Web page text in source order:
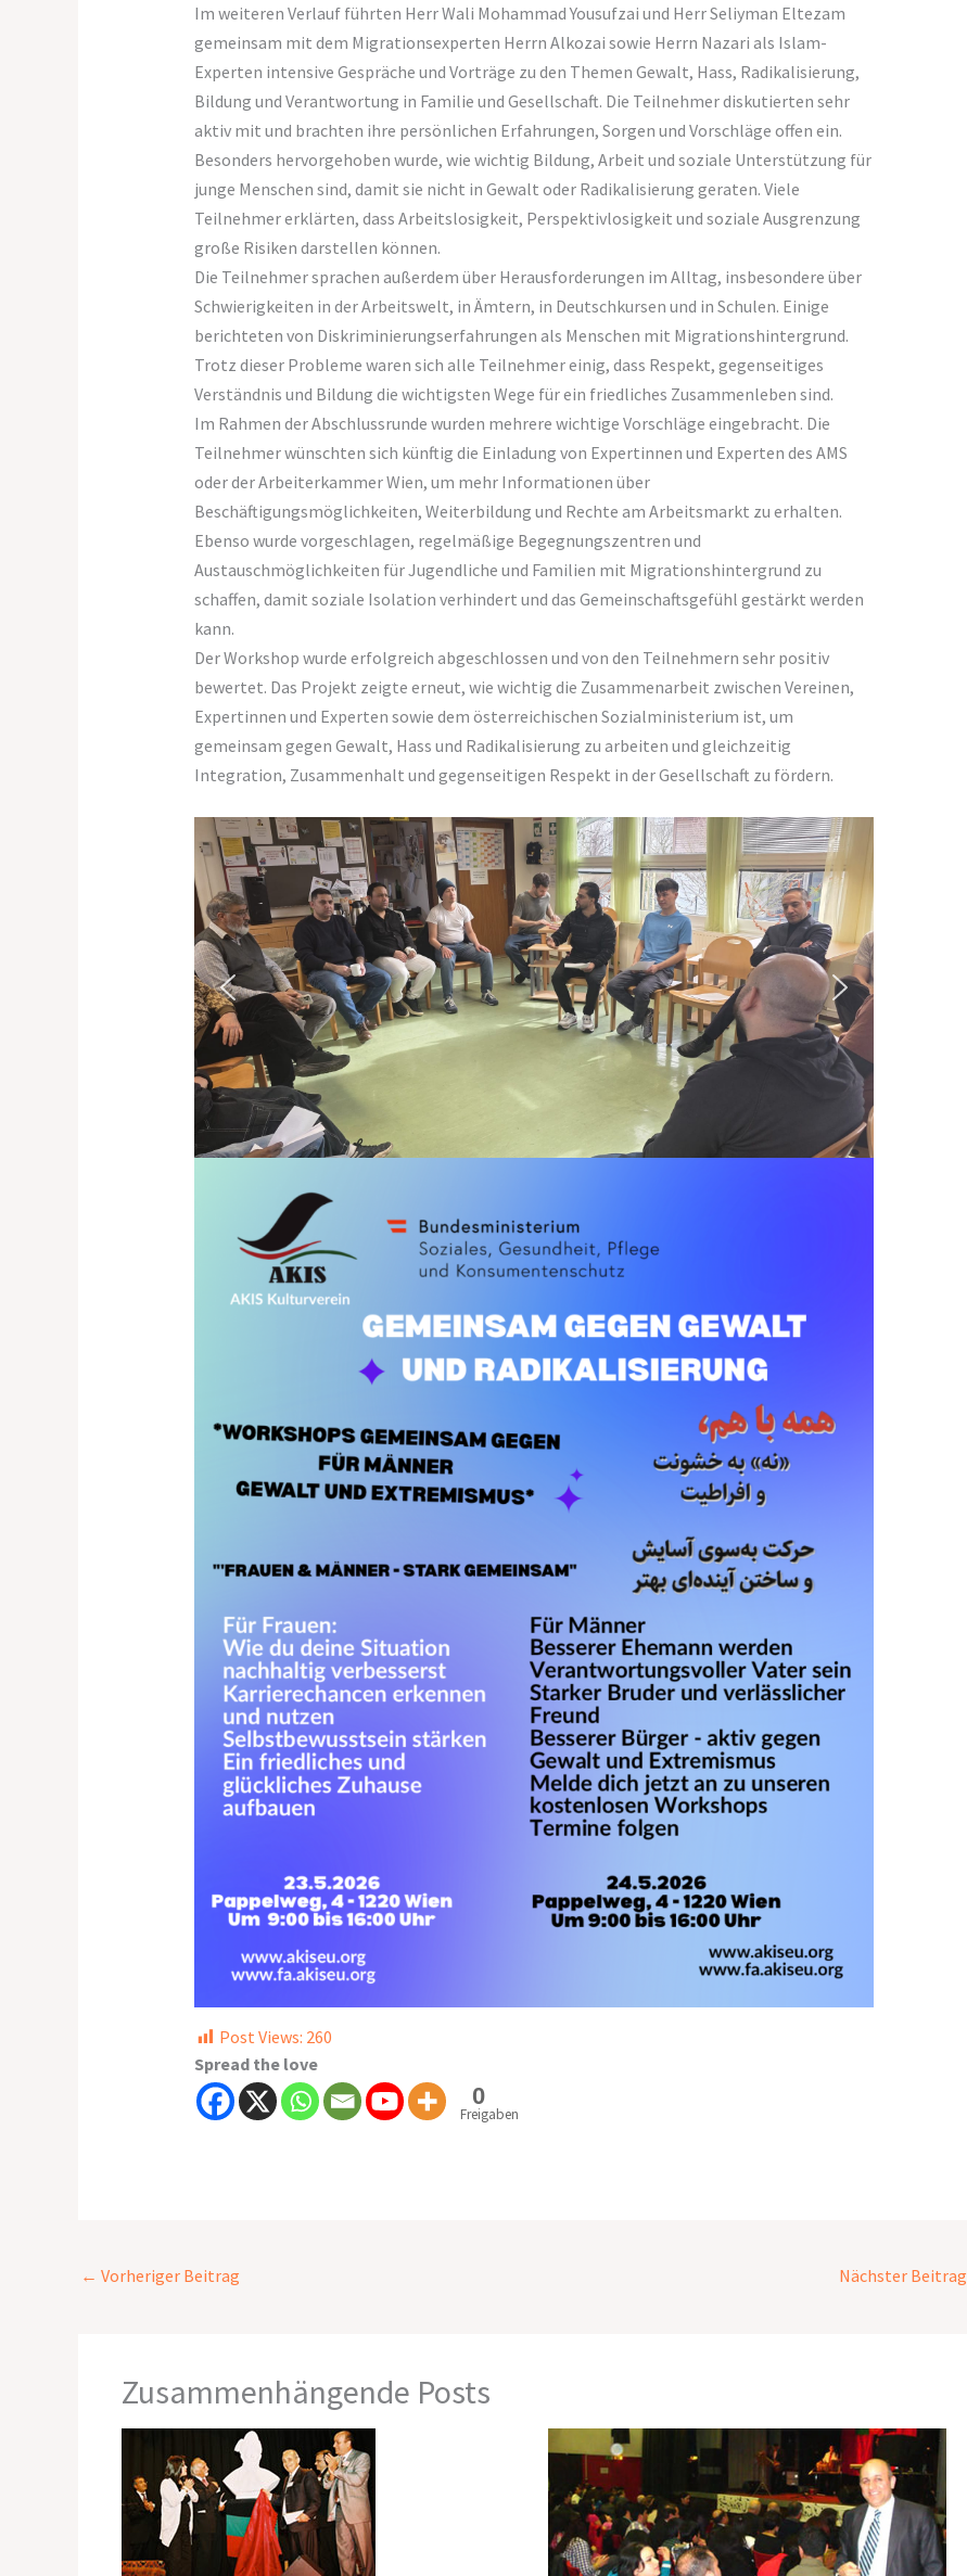
Im weiteren Verlauf führten Herr Wali Mohammad Yousufzai und Herr Seliyman Eltezam
gemeinsam mit dem Migrationsexperten Herrn Alkozai sowie Herrn Nazari als Islam-
Experten intensive Gespräche und Vorträge zu den Themen Gewalt, Hass, Radikalisierung,
Bildung und Verantwortung in Familie und Gesellschaft. Die Teilnehmer diskutierten sehr
aktiv mit und brachten ihre persönlichen Erfahrungen, Sorgen und Vorschläge offen ein.
Besonders hervorgehoben wurde, wie wichtig Bildung, Arbeit und soziale Unterstützung für
junge Menschen sind, damit sie nicht in Gewalt oder Radikalisierung geraten. Viele
Teilnehmer erklärten, dass Arbeitslosigkeit, Perspektivlosigkeit und soziale Ausgrenzung
große Risiken darstellen können.
Die Teilnehmer sprachen außerdem über Herausforderungen im Alltag, insbesondere über
Schwierigkeiten in der Arbeitswelt, in Ämtern, in Deutschkursen und in Schulen. Einige
berichteten von Diskriminierungserfahrungen als Menschen mit Migrationshintergrund.
Trotz dieser Probleme waren sich alle Teilnehmer einig, dass Respekt, gegenseitiges
Verständnis und Bildung die wichtigsten Wege für ein friedliches Zusammenleben sind.
Im Rahmen der Abschlussrunde wurden mehrere wichtige Vorschläge eingebracht. Die
Teilnehmer wünschten sich künftig die Einladung von Expertinnen und Experten des AMS
oder der Arbeiterkammer Wien, um mehr Informationen über
Beschäftigungsmöglichkeiten, Weiterbildung und Rechte am Arbeitsmarkt zu erhalten.
Ebenso wurde vorgeschlagen, regelmäßige Begegnungszentren und
Austauschmöglichkeiten für Jugendliche und Familien mit Migrationshintergrund zu
schaffen, damit soziale Isolation verhindert und das Gemeinschaftsgefühl gestärkt werden
kann.
Der Workshop wurde erfolgreich abgeschlossen und von den Teilnehmern sehr positiv
bewertet. Das Projekt zeigte erneut, wie wichtig die Zusammenarbeit zwischen Vereinen,
Expertinnen und Experten sowie dem österreichischen Sozialministerium ist, um
gemeinsam gegen Gewalt, Hass und Radikalisierung zu arbeiten und gleichzeitig
Integration, Zusammenhalt und gegenseitigen Respekt in der Gesellschaft zu fördern.
Post Views: 260
Spread the love
0
Freigaben
← Vorheriger Beitrag Nächster Beitrag
Zusammenhängende Posts